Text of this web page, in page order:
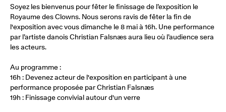
Soyez les bienvenus pour fêter le finissage de l’exposition le
Royaume des Clowns. Nous serons ravis de fêter la fin de
l'exposition avec vous dimanche le 8 mai à 16h. Une performance
par l’artiste danois Christian Falsnæs aura lieu où l’audience sera
les acteurs.
Au programme :
16h : Devenez acteur de l'exposition en participant à une
performance proposée par Christian Falsnæs
19h : Finissage convivial autour d'un verre